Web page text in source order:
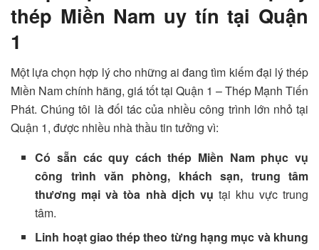
thép Miền Nam uy tín tại Quận
1
Một lựa chọn hợp lý cho những ai đang tìm kiếm đại lý thép
Miền Nam chính hãng, giá tốt tại Quận 1 – Thép Mạnh Tiến
Phát. Chúng tôi là đối tác của nhiều công trình lớn nhỏ tại
Quận 1, được nhiều nhà thầu tin tưởng vì:
Có sẵn các quy cách thép Miền Nam phục vụ
công trình văn phòng, khách sạn, trung tâm
thương mại và tòa nhà dịch vụ tại khu vực trung
tâm.
Linh hoạt giao thép theo từng hạng mục và khung